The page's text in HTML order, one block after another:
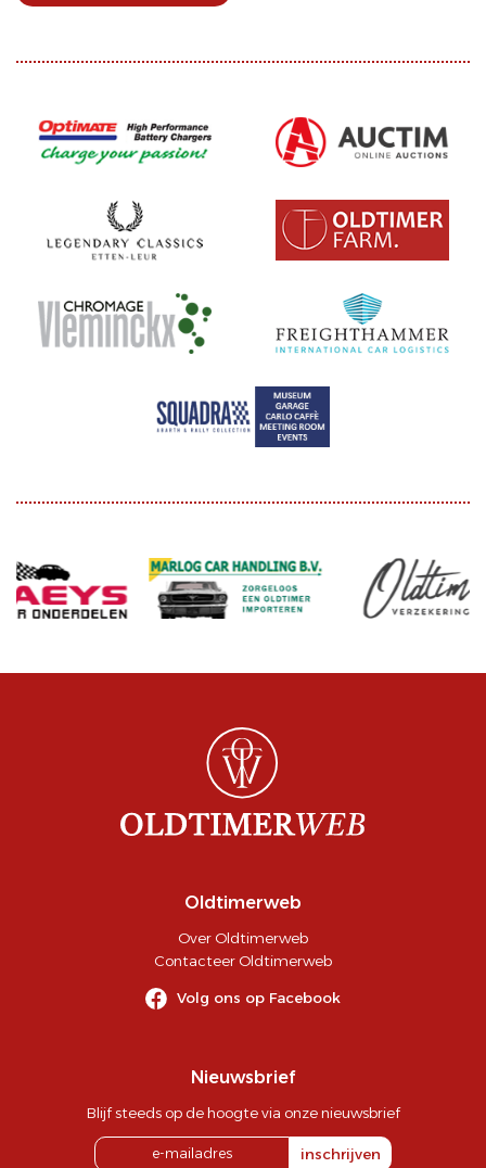
Oldtimerweb
Over Oldtimerweb
Contacteer Oldtimerweb
Volg ons op Facebook
Nieuwsbrief
Blijf steeds op de hoogte via onze nieuwsbrief
inschrijven